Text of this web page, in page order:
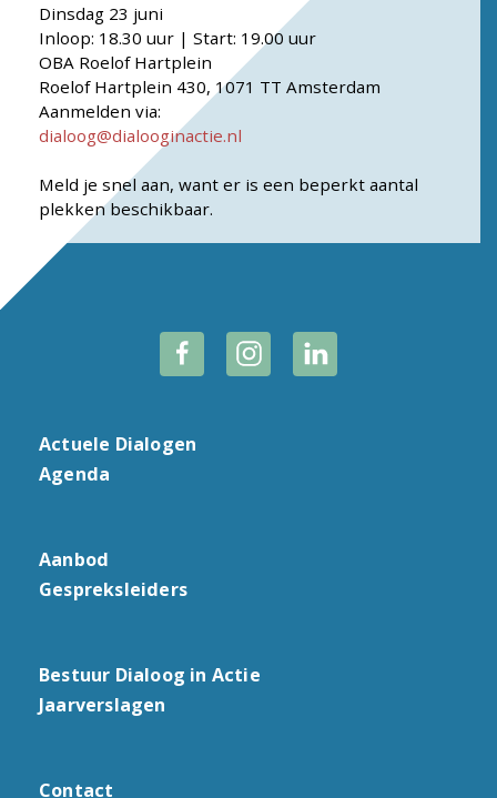
Dinsdag 23 juni
Inloop: 18.30 uur | Start: 19.00 uur
OBA Roelof Hartplein
Roelof Hartplein 430, 1071 TT Amsterdam
Aanmelden via:
dialoog@dialooginactie.nl
Meld je snel aan, want er is een beperkt aantal
plekken beschikbaar.
Actuele Dialogen
Agenda
Aanbod
Gespreksleiders
Bestuur Dialoog in Actie
Jaarverslagen
Contact